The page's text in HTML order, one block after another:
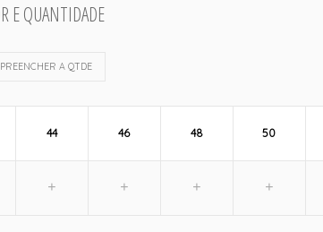
E QUANTIDADE
PREENCHER A QTDE
44 46 48 50